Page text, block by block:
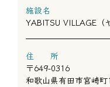
施設名
YABITSU VILLAGE（
住 所
〒649-0316
和歌山県有田市宮崎